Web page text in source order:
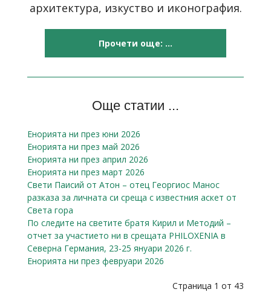
архитектура, изкуство и иконография.
Прочети още: ...
Още статии ...
Енорията ни през юни 2026
Енорията ни през май 2026
Енорията ни през април 2026
Енорията ни през март 2026
Свети Паисий от Атон – отец Георгиос Манос
разказa за личната си среща с известния аскет от
Света гора
По следите на светите братя Кирил и Методий –
отчет за участието ни в срещата PHILOXENIA в
Северна Германия, 23-25 януари 2026 г.
Енорията ни през февруари 2026
Страница 1 от 43